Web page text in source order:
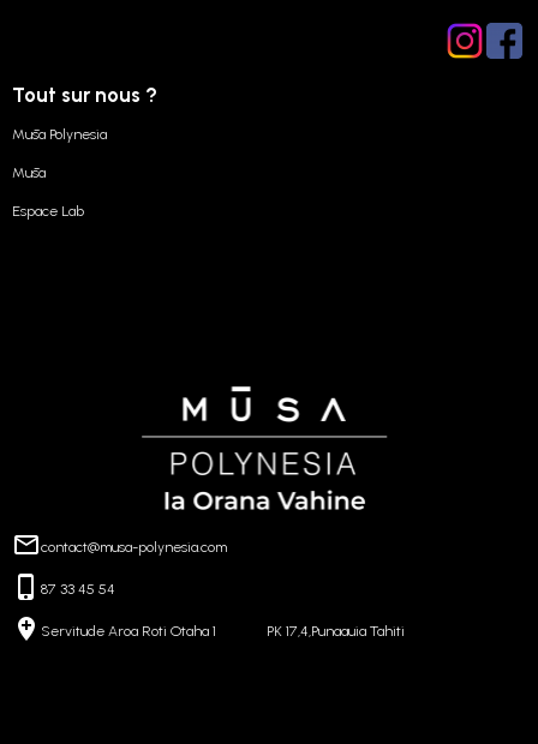
Tout sur nous ?
Mūsa Polynesia
Mūsa
Espace Lab
contact@musa-polynesia.com
87 33 45 54
Servitude Aroa Roti Otaha 1 PK 17,4,Punaauia Tahiti